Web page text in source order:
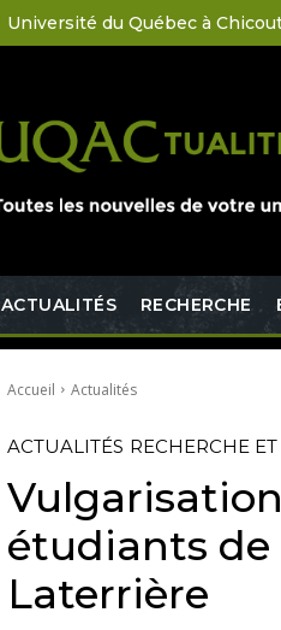
Université du Québec à
ACTUALITÉS RECHERCHE
Accueil Actualités
ACTUALITÉS RECHERCHE
étudiants de
Laterrière